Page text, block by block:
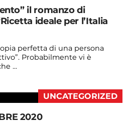
il romanzo di
ideale per l’Italia
perfetta di una persona
Probabilmente vi è
...
UNCATEGORIZED
2020